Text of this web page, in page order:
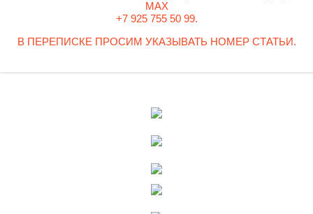
MAX
+7 925 755 50 99.
В ПЕРЕПИСКЕ ПРОСИМ УКАЗЫВАТЬ НОМЕР СТАТЬИ.